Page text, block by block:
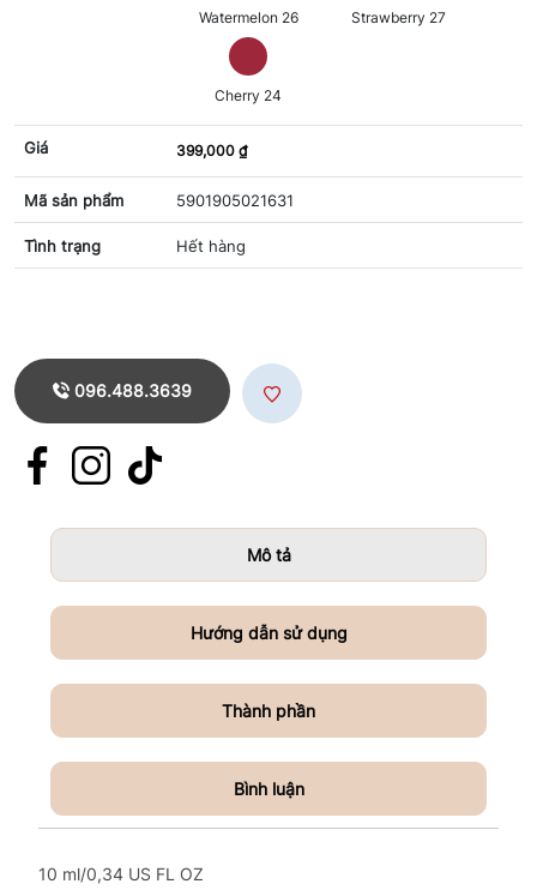
Watermelon 26 Strawberry 27
Cherry 24
Giá 399,000 ₫
Mã sản phẩm 5901905021631
Tình trạng Hết hàng
096.488.3639
Mô tả
Hướng dẫn sử dụng
Thành phần
Bình luận
10 ml/0,34 US FL OZ